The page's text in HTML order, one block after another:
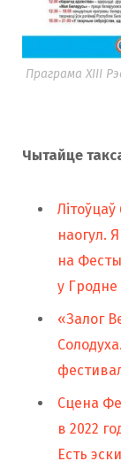
Праграма XIII
Чытайце
наогул.
на
у Гродне
«Залог
Сцена
в 2022
Есть